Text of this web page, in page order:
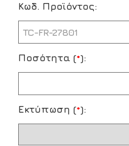
Κωδ. Προϊόντος:
Ποσότητα (*):
Εκτύπωση (*):